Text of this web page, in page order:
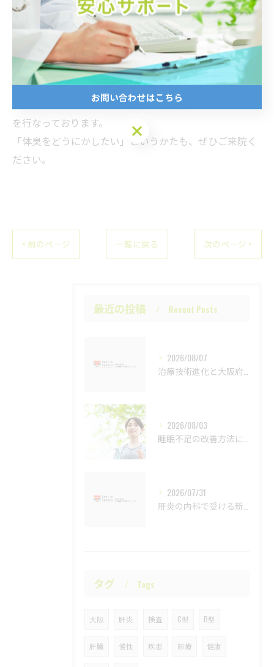
肝機能が低下するとアンモニア臭が発生します。
肝炎などの症状を治すのはもちろん、オルニチンを意識
して摂ったり飲酒量を減らしたりするとアンモニア臭を
改善できますよ。
大阪府高槻市にある「医療法人晴聖会 天神田中内科クリ
ニック」では、ウイルス性肝炎や脂肪肝の専門的な治療
を行なっております。
「体臭をどうにかしたい」というかたも、ぜひご来院く
ださい。
< 前のページ 一覧に戻る 次のページ >
最近の投稿 Recent Posts
2026/08/07
2026/08/03
2026/07/31
タグ Tags
大阪 肝炎 検査 C型 B型
肝臓 慢性 疾患 診療 健康
お問い合わせはこちら
お問い合わせはこちら